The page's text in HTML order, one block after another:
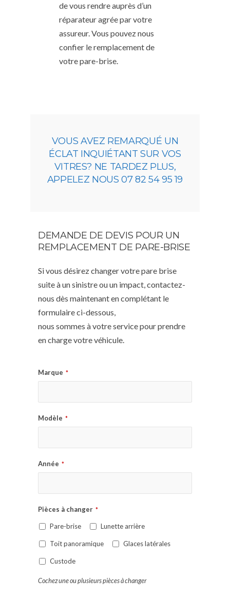
de vous rendre auprès d’un
réparateur agrée par votre
assureur. Vous pouvez nous
confier le remplacement de
votre pare-brise.
VOUS AVEZ REMARQUÉ UN
ÉCLAT INQUIÉTANT SUR VOS
VITRES? NE TARDEZ PLUS,
APPELEZ NOUS 07 82 54 95 19
DEMANDE DE DEVIS POUR UN
REMPLACEMENT DE PARE-BRISE
Si vous désirez changer votre pare brise
suite à un sinistre ou un impact, contactez-
nous dès maintenant en complétant le
formulaire ci-dessous,
nous sommes à votre service pour prendre
en charge votre véhicule.
Marque *
Modèle *
Année *
Pièces à changer *
Pare-brise Lunette arrière
Toit panoramique Glaces latérales
Custode
Cochez une ou plusieurs pièces à changer